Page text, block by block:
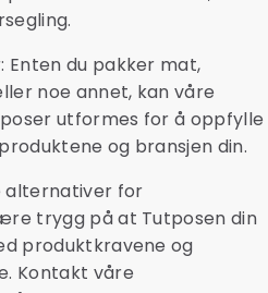
Enten du pakker mat,
noe annet, kan våre
utformes for å oppfylle
og bransjen din.
alternativer for
trygg på at Tutposen din
produktkravene og
Kontakt våre